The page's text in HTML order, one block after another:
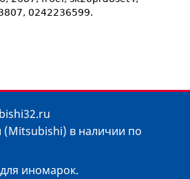
0242236599.
(Mitsubishi) в наличии по
иномарок.